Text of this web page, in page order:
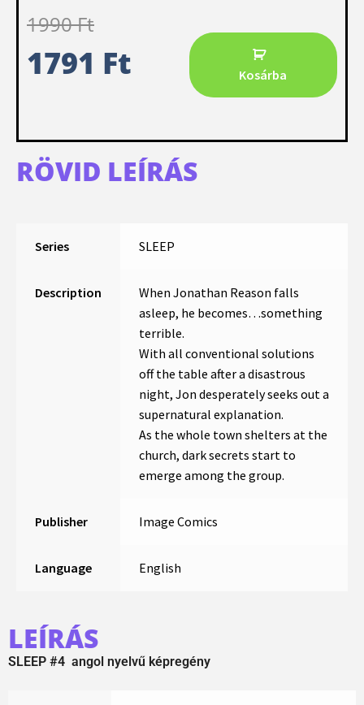
1990Ft
1791 Ft Kosárba
RÖVID LEÍRÁS
Series SLEEP
Description
When Jonathan Reason falls
asleep, he becomes…something
terrible.
With all conventional solutions
off the table after a disastrous
night, Jon desperately seeks out a
supernatural explanation.
As the whole town shelters at the
church, dark secrets start to
emerge among the group.
Publisher Image Comics
Language English
LEÍRÁS
SLEEP #4 angol nyelvű képregény